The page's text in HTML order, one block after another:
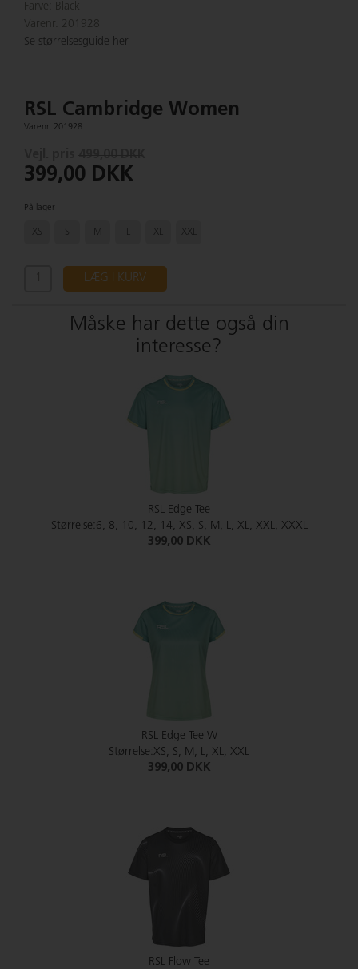
Farve: Black
Varenr. 201928
Se størrelsesguide her
RSL Cambridge Women
Varenr. 201928
399,00 DKK
På lager
XS M XL XXL
LÆG I KURV
Måske har dette også din
interesse?
RSL Edge Tee
Størrelse:6, 8, 10, 12, 14, XS, S, M, L, XL, XXL, XXXL
399,00 DKK
RSL Edge Tee W
Størrelse:XS, S, M, L, XL, XXL
399,00 DKK
RSL Flow Tee